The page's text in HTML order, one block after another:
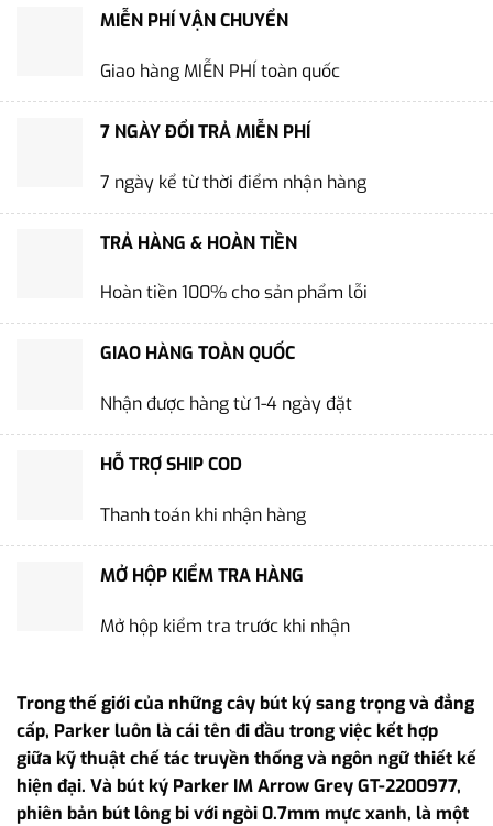
MIỄN PHÍ VẬN CHUYỂN
Giao hàng MIỄN PHÍ toàn quốc
7 NGÀY ĐỔI TRẢ MIỄN PHÍ
7 ngày kể từ thời điểm nhận hàng
TRẢ HÀNG & HOÀN TIỀN
Hoàn tiền 100% cho sản phẩm lỗi
GIAO HÀNG TOÀN QUỐC
Nhận được hàng từ 1-4 ngày đặt
HỖ TRỢ SHIP COD
Thanh toán khi nhận hàng
MỞ HỘP KIỂM TRA HÀNG
Mở hộp kiểm tra trước khi nhận
Trong thế giới của những cây bút ký sang trọng và đẳng
cấp, Parker luôn là cái tên đi đầu trong việc kết hợp
giữa kỹ thuật chế tác truyền thống và ngôn ngữ thiết kế
hiện đại. Và bút ký Parker IM Arrow Grey GT-2200977,
phiên bản bút lông bi với ngòi 0.7mm mực xanh, là một